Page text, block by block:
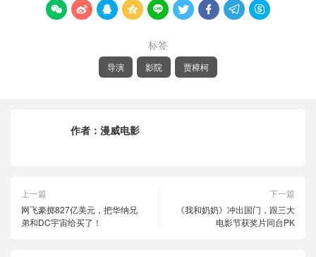
        
标签
导演 影院 贾樟柯
作者： 漫威电影
上一篇
网飞豪掷827亿美元，把华纳兄
弟和DC宇宙给买了！
下一篇
《我和奶奶》冲出国门，跟三大
电影节获奖片同台PK